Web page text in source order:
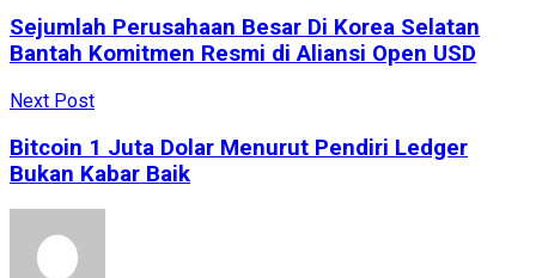
Sejumlah Perusahaan Besar Di Korea Selatan
Bantah Komitmen Resmi di Aliansi Open USD
Next Post
Bitcoin 1 Juta Dolar Menurut Pendiri Ledger
Bukan Kabar Baik